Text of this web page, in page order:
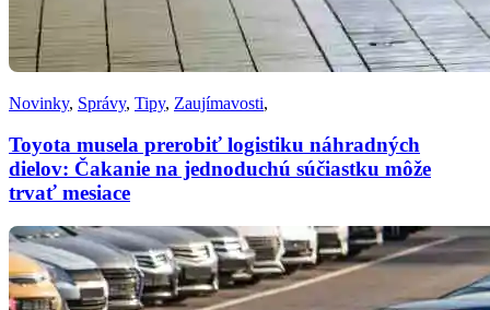
Novinky, Správy, Tipy, Zaujímavosti,
Toyota musela prerobiť logistiku náhradných
dielov: Čakanie na jednoduchú súčiastku môže
trvať mesiace